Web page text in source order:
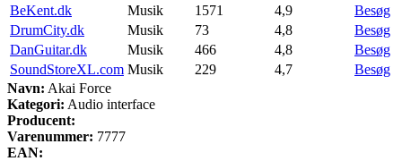
BeKent.dk
Musik 1571 4,9
Besøg
DrumCity.dk
Musik 73 4,8
Besøg
DanGuitar.dk
Musik 466 4,8
Besøg
SoundStoreXL.com Musik 229 4,7
Besøg
Navn: Akai Force
Kategori: Audio interface
Producent:
Varenummer: 7777
EAN: